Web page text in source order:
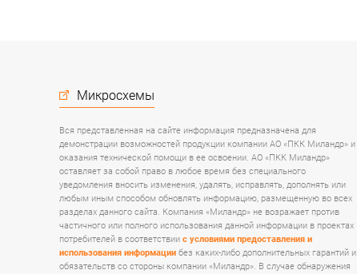
Микросхемы
Вся представленная на сайте информация предназначена для
демонстрации возможностей продукции компании АО «ПКК Миландр» и
оказания технической помощи в ее освоении. АО «ПКК Миландр»
оставляет за собой право в любое время без специального
уведомления вносить изменения, удалять, исправлять, дополнять или
любым иным способом обновлять информацию, размещенную во всех
разделах данного сайта. Компания «Миландр» не возражает против
частичного или полного использования данной информации в проектах
потребителей в соответствии с условиями предоставления и
использования информации без каких-либо дополнительных гарантий и
обязательств со стороны компании «Миландр». В случае обнаружения